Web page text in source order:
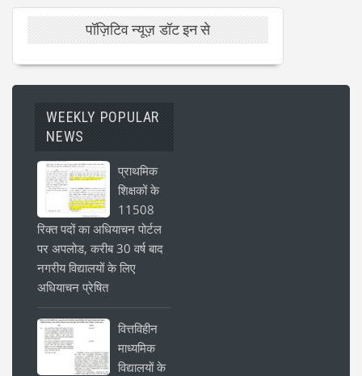
पॉज़िटिव न्यूज़ डॉट इन से
WEEKLY POPULAR
NEWS
प्राथमिक
शिक्षकों के
11508
रिक्त पदों का अधियाचन पोर्टल
पर अपलोड, करीब 30 वर्ष बाद
नगरीय विद्यालयों के लिए
अधियाचन प्रेषित
वित्तविहीन
माध्यमिक
विद्यालयों के